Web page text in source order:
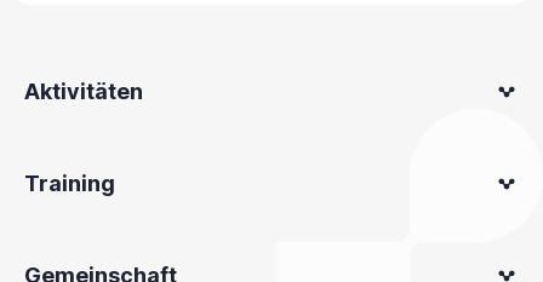
Aktivitäten
Training
Gemeinschaft